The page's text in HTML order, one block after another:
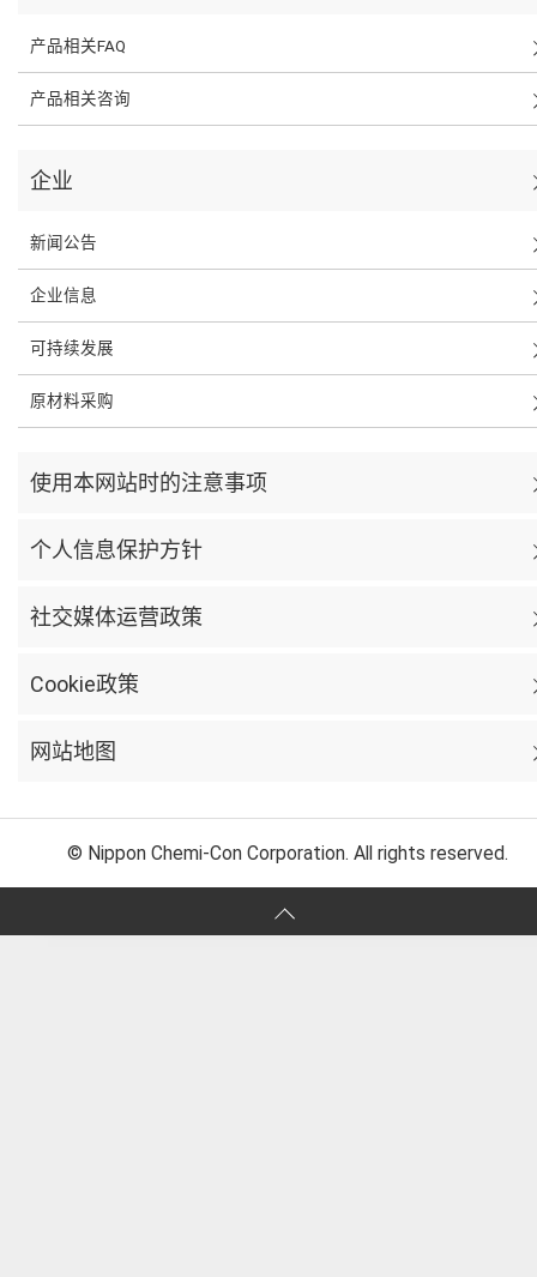
产品相关FAQ
产品相关咨询
企业
新闻公告
企业信息
可持续发展
原材料采购
使用本网站时的注意事项
个人信息保护方针
社交媒体运营政策
Cookie政策
网站地图
© Nippon Chemi-Con Corporation. All rights reserved.